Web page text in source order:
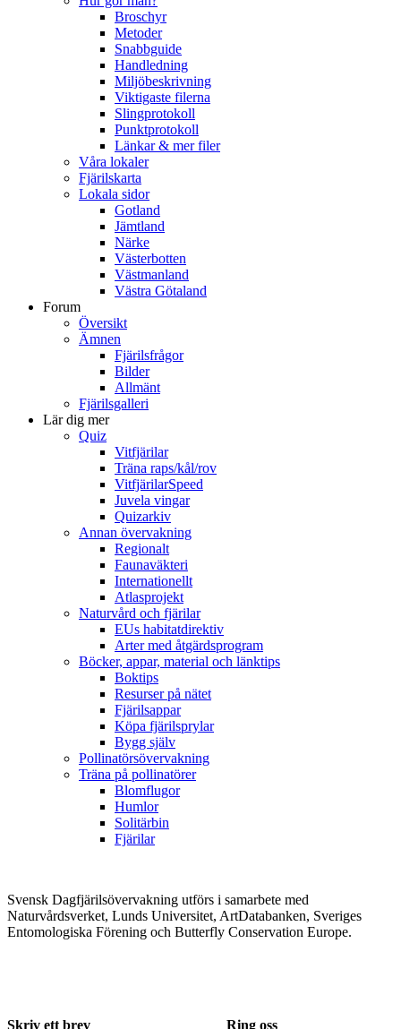
Broschyr
Metoder
Snabbguide
Handledning
Miljöbeskrivning
Viktigaste filerna
Slingprotokoll
Punktprotokoll
Länkar & mer filer
Våra lokaler
Fjärilskarta
Lokala sidor
Gotland
Jämtland
Närke
Västerbotten
Västmanland
Västra Götaland
Forum
Översikt
Ämnen
Fjärilsfrågor
Bilder
Allmänt
Fjärilsgalleri
Lär dig mer
Quiz
Vitfjärilar
Träna raps/kål/rov
VitfjärilarSpeed
Juvela vingar
Quizarkiv
Annan övervakning
Regionalt
Faunaväkteri
Internationellt
Atlasprojekt
Naturvård och fjärilar
EUs habitatdirektiv
Arter med åtgärdsprogram
Böcker, appar, material och länktips
Boktips
Resurser på nätet
Fjärilsappar
Köpa fjärilsprylar
Bygg själv
Pollinatörsövervakning
Träna på pollinatörer
Blomflugor
Humlor
Solitärbin
Fjärilar
Svensk Dagfjärilsövervakning utförs i samarbete med
Naturvårdsverket, Lunds Universitet, ArtDatabanken, Sveriges
Entomologiska Förening och Butterfly Conservation Europe.
Skriv ett brev Ring oss